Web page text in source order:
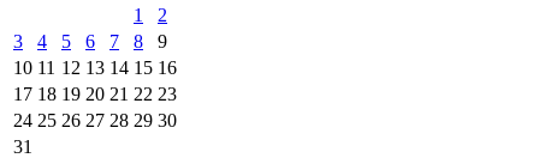
1
2
3
4 5 6 7 8
9
10 11 12 13 14 15 16
17 18 19 20 21 22 23
24 25 26 27 28 29 30
31